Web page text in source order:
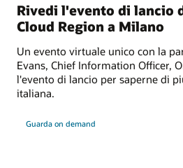
Rivedi l'evento di lancio
Cloud Region a Milano
Un evento virtuale unico con la
Evans, Chief Information Officer,
l'evento di lancio per saperne di
italiana.
Guarda on demand